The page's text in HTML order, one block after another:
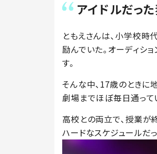
アイドルだっ
ともえさんは、小学校時
励んでいた。オーディシ
す。
そんな中、17歳のときに
劇場までほぼ毎日通って
高校との両立で、授業が
ハードなスケジュールだっ